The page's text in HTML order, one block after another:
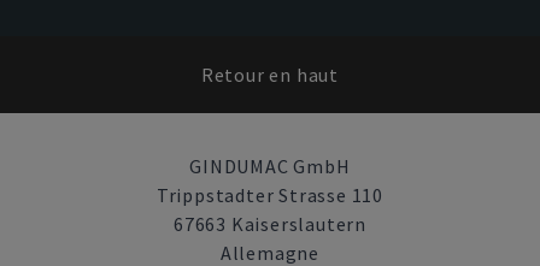
Retour en haut
GINDUMAC GmbH
Trippstadter Strasse 110
67663 Kaiserslautern
Allemagne